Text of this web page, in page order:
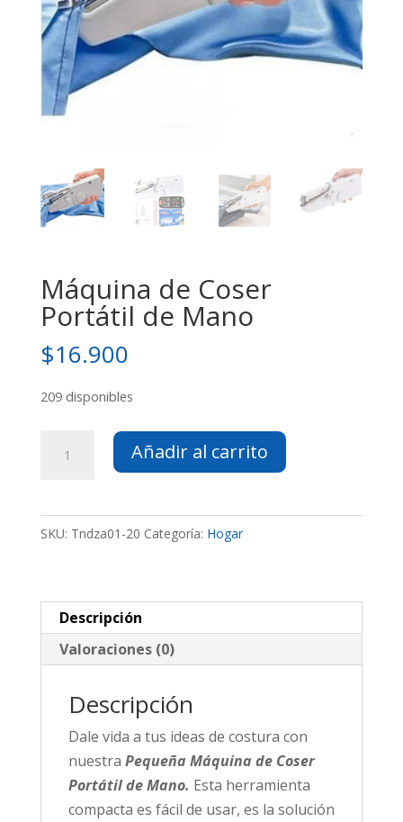
Máquina de Coser
Portátil de Mano
$16.900
209 disponibles
Portátil
de
Añadir al carrito
SKU: Tndza01-20 Categoría: Hogar
Descripción
Valoraciones (0)
Descripción
Dale vida a tus ideas de costura con
nuestra Pequeña Máquina de Coser
Portátil de Mano. Esta herramienta
compacta es fácil de usar, es la solución